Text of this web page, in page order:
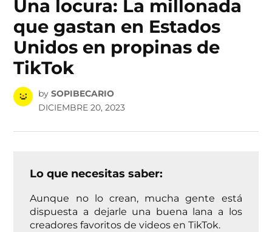
Una locura: La millonada
que gastan en Estados
Unidos en propinas de
TikTok
by SOPIBECARIO
DICIEMBRE 20, 2023
Lo que necesitas saber:
Aunque no lo crean, mucha gente está
dispuesta a dejarle una buena lana a los
creadores favoritos de videos en TikTok.